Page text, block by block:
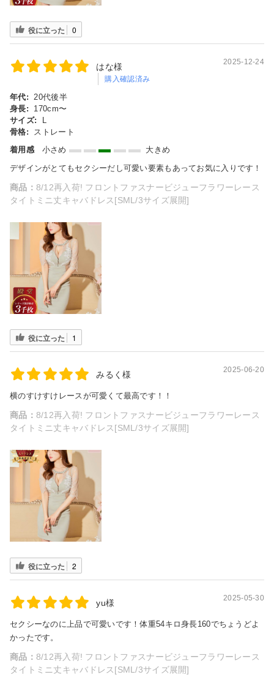
役に立った 0
はな様
購入確認済み
2025-12-24
年代:
20代後半
身長:
170cm〜
サイズ:
骨格:
ストレート
着用感
小さめ
大きめ
デザインがとてもセクシーだし可愛い要素もあってお気に入りです！
商品： 8/12再入荷! フロントファスナービジューフラワーレース
タイトミニ丈キャバドレス[SML/3サイズ展開]
役に立った 1
みるく様 2025-06-20
横のすけすけレースが可愛くて最高です！！
商品： 8/12再入荷! フロントファスナービジューフラワーレース
タイトミニ丈キャバドレス[SML/3サイズ展開]
役に立った 2
yu様 2025-05-30
セクシーなのに上品で可愛いです！体重54キロ身長160でちょうどよ
かったです。
商品： 8/12再入荷! フロントファスナービジューフラワーレース
タイトミニ丈キャバドレス[SML/3サイズ展開]